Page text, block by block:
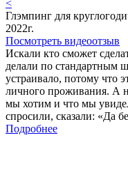
<
Глэмпинг для
2022г.
Посмотреть видеоотзыв
Искали кто сможет
делали по стандартным
устраивало, потому что
личного проживания. А
мы хотим и что мы
спросили, сказали: «Да
Подробнее